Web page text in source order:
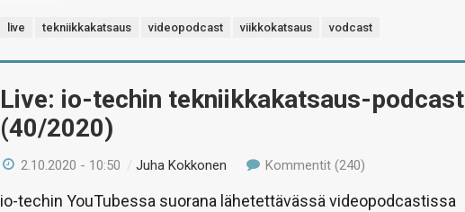
live tekniikkakatsaus videopodcast viikkokatsaus vodcast
Live: io-techin tekniikkakatsaus-podcast
(40/2020)
2.10.2020 - 10:50 /Juha Kokkonen Kommentit (240)
io-techin YouTubessa suorana lähetettävässä videopodcastissa